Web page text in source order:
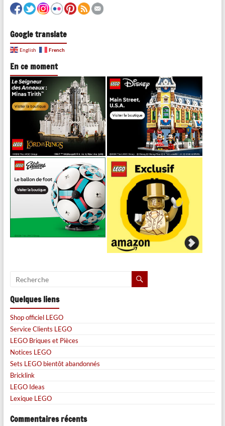
Google translate
English French
En ce moment
Quelques liens
Shop officiel LEGO
Service Clients LEGO
LEGO Briques et Pièces
Notices LEGO
Sets LEGO bientôt abandonnés
Bricklink
LEGO Ideas
Lexique LEGO
Commentaires récents